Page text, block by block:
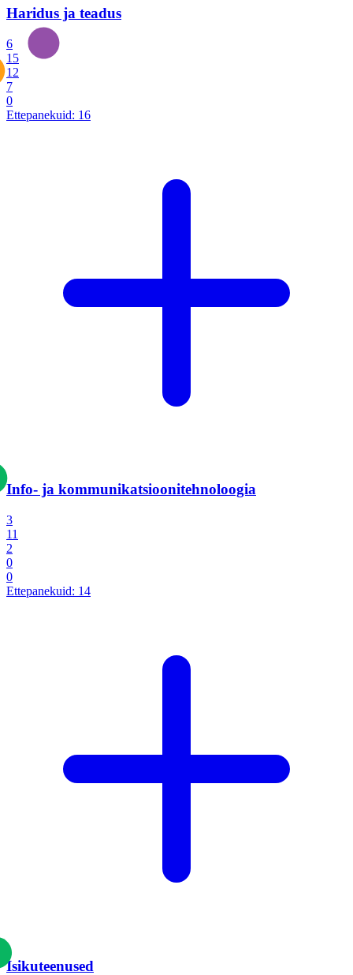
Haridus ja teadus
6
15
12
7
0
Ettepanekuid: 16
Info- ja kommunikatsiooni­tehnoloogia
3
11
2
0
0
Ettepanekuid: 14
Isikuteenused